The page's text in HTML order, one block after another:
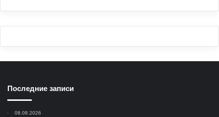
Последние записи
08.08.2026